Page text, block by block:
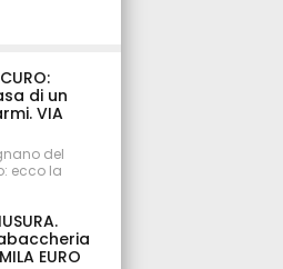
di un
VIA
del
ecco la
EURO